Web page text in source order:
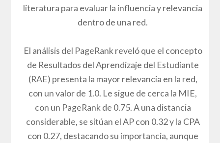
literatura para evaluar la influencia y relevancia
dentro de una red.
El análisis del PageRank reveló que el concepto
de Resultados del Aprendizaje del Estudiante
(RAE) presenta la mayor relevancia en la red,
con un valor de 1.0. Le sigue de cerca la MIE,
con un PageRank de 0.75. A una distancia
considerable, se sitúan el AP con 0.32 y la CPA
con 0.27, destacando su importancia, aunque